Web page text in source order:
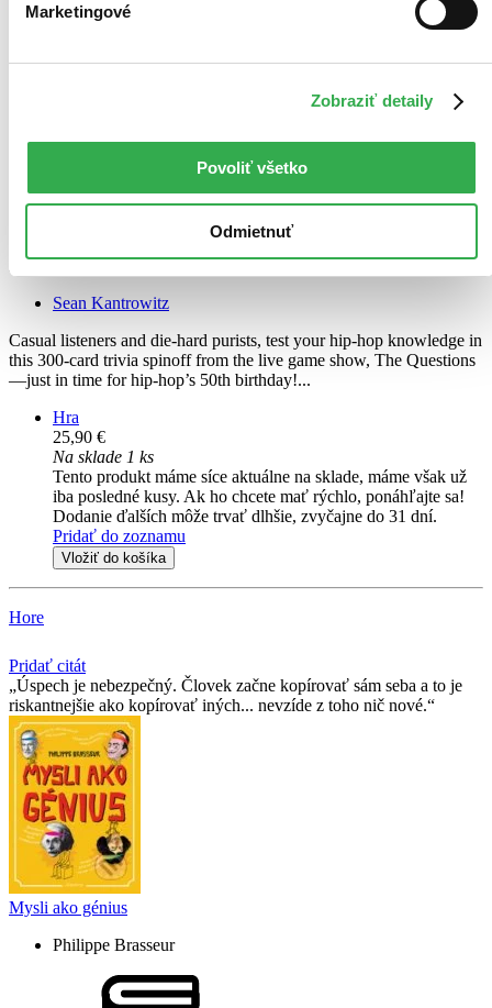
Marketingové
Zobraziť detaily
Povoliť všetko
Odmietnuť
EN
Sean Kantrowitz
Casual listeners and die-hard purists, test your hip-hop knowledge in
this 300-card trivia spinoff from the live game show, The Questions
—just in time for hip-hop’s 50th birthday!...
Hra
25,90 €
Na sklade 1 ks
Tento produkt máme síce aktuálne na sklade, máme však už
iba posledné kusy. Ak ho chcete mať rýchlo, ponáhľajte sa!
Dodanie ďalších môže trvať dlhšie, zvyčajne do 31 dní.
Pridať do zoznamu
Vložiť do košíka
Hore
Pridať citát
Úspech je nebezpečný. Človek začne kopírovať sám seba a to je
riskantnejšie ako kopírovať iných... nevzíde z toho nič nové.
Mysli ako génius
Philippe Brasseur